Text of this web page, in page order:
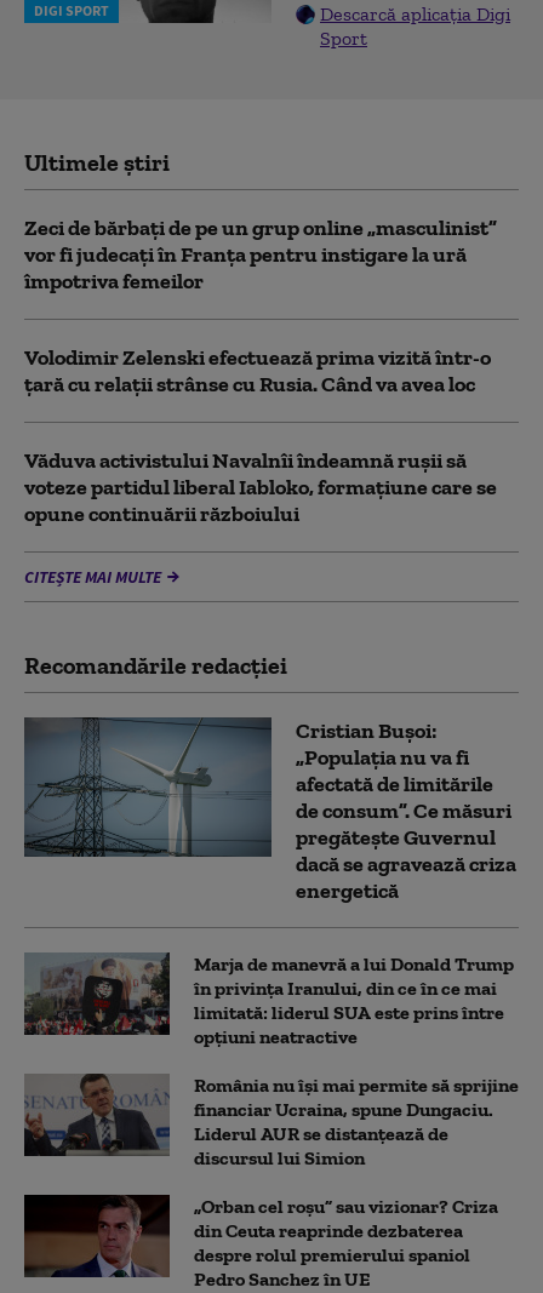
DIGI SPORT
Descarcă aplicația Digi
Sport
Ultimele știri
Zeci de bărbați de pe un grup online „masculinist”
vor fi judecați în Franța pentru instigare la ură
împotriva femeilor
Volodimir Zelenski efectuează prima vizită într-o
țară cu relații strânse cu Rusia. Când va avea loc
Văduva activistului Navalnîi îndeamnă ruşii să
voteze partidul liberal Iabloko, formațiune care se
opune continuării războiului
CITEȘTE MAI MULTE
Recomandările redacţiei
Cristian Bușoi:
„Populația nu va fi
afectată de limitările
de consum”. Ce măsuri
pregătește Guvernul
dacă se agravează criza
energetică
Marja de manevră a lui Donald Trump
în privința Iranului, din ce în ce mai
limitată: liderul SUA este prins între
opțiuni neatractive
România nu își mai permite să sprijine
financiar Ucraina, spune Dungaciu.
Liderul AUR se distanțează de
discursul lui Simion
„Orban cel roșu” sau vizionar? Criza
din Ceuta reaprinde dezbaterea
despre rolul premierului spaniol
Pedro Sanchez în UE